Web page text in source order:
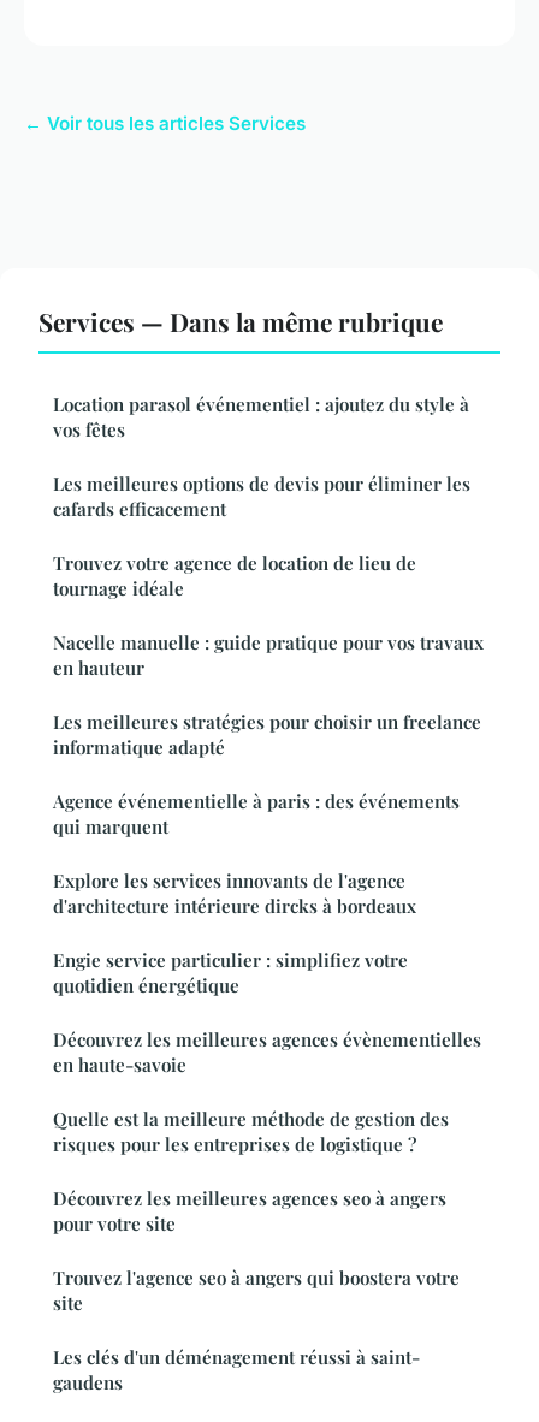
← Voir tous les articles Services
Services — Dans la même rubrique
Location parasol événementiel : ajoutez du style à
vos fêtes
Les meilleures options de devis pour éliminer les
cafards efficacement
Trouvez votre agence de location de lieu de
tournage idéale
Nacelle manuelle : guide pratique pour vos travaux
en hauteur
Les meilleures stratégies pour choisir un freelance
informatique adapté
Agence événementielle à paris : des événements
qui marquent
Explore les services innovants de l'agence
d'architecture intérieure dircks à bordeaux
Engie service particulier : simplifiez votre
quotidien énergétique
Découvrez les meilleures agences évènementielles
en haute-savoie
Quelle est la meilleure méthode de gestion des
risques pour les entreprises de logistique ?
Découvrez les meilleures agences seo à angers
pour votre site
Trouvez l'agence seo à angers qui boostera votre
site
Les clés d'un déménagement réussi à saint-
gaudens